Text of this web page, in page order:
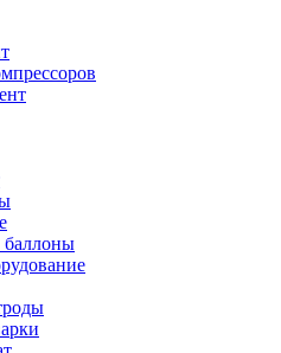
баллоны